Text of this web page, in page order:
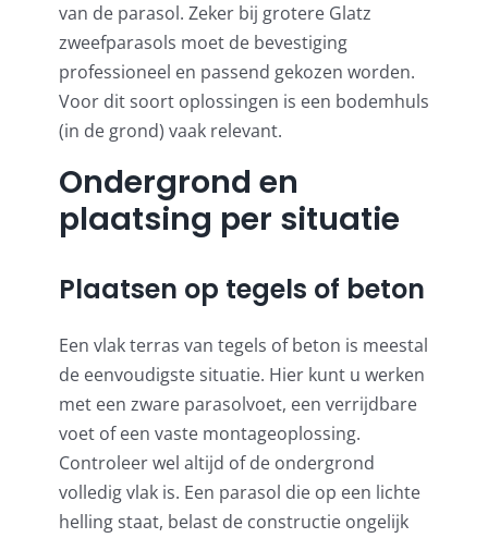
van de parasol. Zeker bij grotere Glatz
zweefparasols moet de bevestiging
professioneel en passend gekozen worden.
Voor dit soort oplossingen is een bodemhuls
(in de grond) vaak relevant.
Ondergrond en
plaatsing per situatie
Plaatsen op tegels of beton
Een vlak terras van tegels of beton is meestal
de eenvoudigste situatie. Hier kunt u werken
met een zware parasolvoet, een verrijdbare
voet of een vaste montageoplossing.
Controleer wel altijd of de ondergrond
volledig vlak is. Een parasol die op een lichte
helling staat, belast de constructie ongelijk